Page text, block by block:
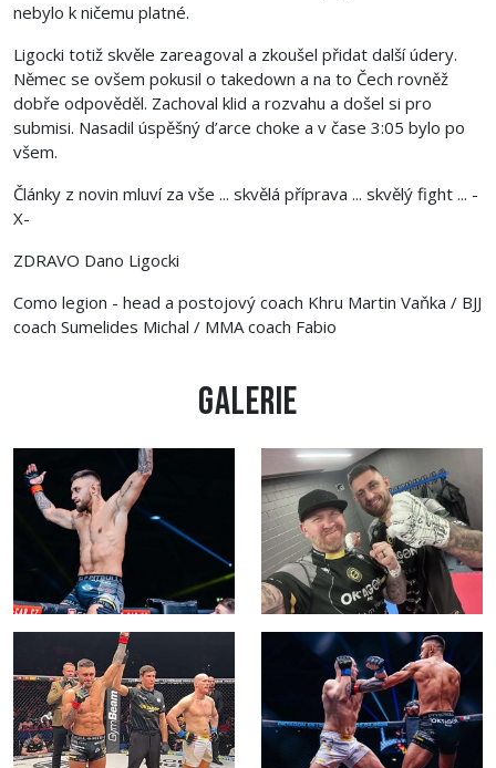
nebylo k ničemu platné.
Ligocki totiž skvěle zareagoval a zkoušel přidat další údery.
Němec se ovšem pokusil o takedown a na to Čech rovněž
dobře odpověděl. Zachoval klid a rozvahu a došel si pro
submisi. Nasadil úspěšný d’arce choke a v čase 3:05 bylo po
všem.
Články z novin mluví za vše ... skvělá příprava ... skvělý fight ... -
X-
ZDRAVO Dano Ligocki
Como legion - head a postojový coach Khru Martin Vaňka / BJJ
coach Sumelides Michal / MMA coach Fabio
Galerie